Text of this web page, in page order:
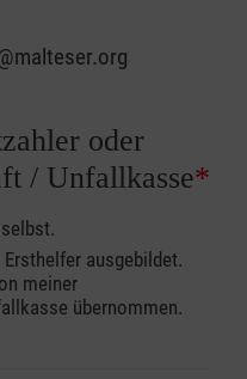
oder
/ Unfallkasse*
ausgebildet.
meiner
übernommen.